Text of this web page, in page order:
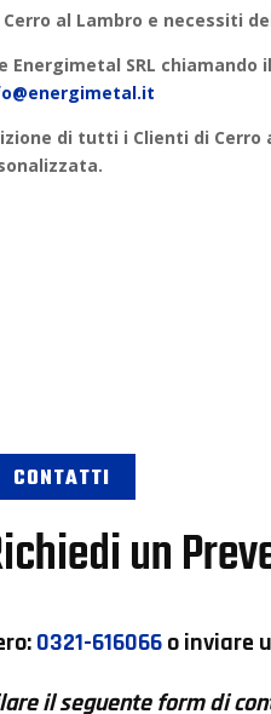
Cerro al Lambro e necessiti
Energimetal SRL chiamando
di tutti i Clienti di Cerro
.
CONTATTI
un
0321-616066o inviare
il seguente form di